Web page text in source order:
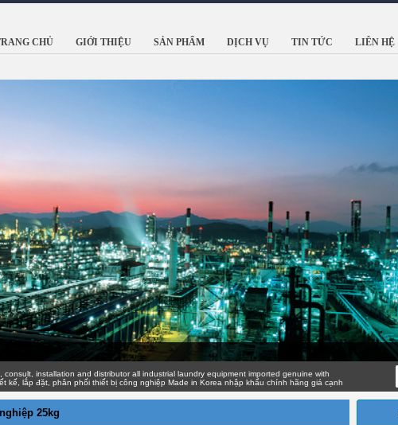
CHỦ GIỚI THIỆU SẢN PHẨM DỊCH VỤ TIN TỨC LIÊN HỆ
installation and distributor all industrial laundry equipment imported genuine with
đặt, phân phối thiết bị công nghiệp Made in Korea nhập khẩu chính hãng giá cạnh
25kg